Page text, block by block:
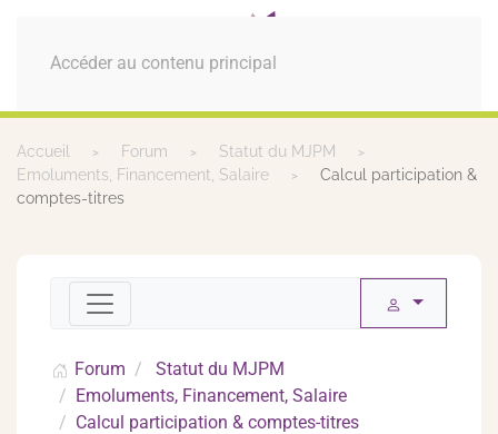
Accéder au contenu principal
MENU
Accueil Forum
Statut du MJPM
Emoluments, Financement, Salaire
Calcul participation &
comptes-titres
Forum
Statut du MJPM
Emoluments, Financement, Salaire
Calcul participation & comptes-titres